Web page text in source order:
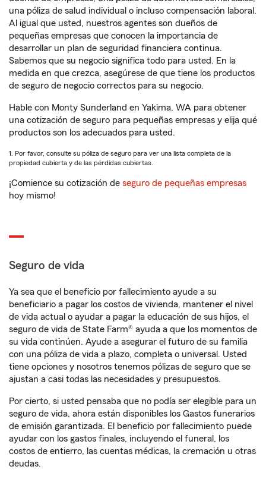
una póliza de salud individual o incluso compensación laboral.
Al igual que usted, nuestros agentes son dueños de
pequeñas empresas que conocen la importancia de
desarrollar un plan de seguridad financiera continua.
Sabemos que su negocio significa todo para usted. En la
medida en que crezca, asegúrese de que tiene los productos
de seguro de negocio correctos para su negocio.
Hable con Monty Sunderland en Yakima, WA para obtener
una cotización de seguro para pequeñas empresas y elija qué
productos son los adecuados para usted.
1. Por favor, consulte su póliza de seguro para ver una lista completa de la
propiedad cubierta y de las pérdidas cubiertas.
¡Comience su cotización de seguro de pequeñas empresas
hoy mismo!
Seguro de vida
Ya sea que el beneficio por fallecimiento ayude a su
beneficiario a pagar los costos de vivienda, mantener el nivel
de vida actual o ayudar a pagar la educación de sus hijos, el
seguro de vida de State Farm® ayuda a que los momentos de
su vida continúen. Ayude a asegurar el futuro de su familia
con una póliza de vida a plazo, completa o universal. Usted
tiene opciones y nosotros tenemos pólizas de seguro que se
ajustan a casi todas las necesidades y presupuestos.
Por cierto, si usted pensaba que no podía ser elegible para un
seguro de vida, ahora están disponibles los Gastos funerarios
de emisión garantizada. El beneficio por fallecimiento puede
ayudar con los gastos finales, incluyendo el funeral, los
costos de entierro, las cuentas médicas, la cremación u otras
deudas.